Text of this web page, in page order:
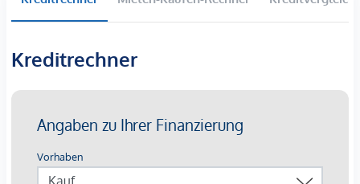
Nachhaltigkeit vereint. Die verkehrsberuhigte Lage mit
für alle, die urban leben und dennoch entspannen möchten.
Kaiserin Sisi – spiegelt das Viertel deren Freiheitsliebe,
Eleganz und Sinn für das Besondere wider. Hier treffen
Lebensfreude, Natur und eine erstklassige Infrastruktur
Kreditrechner